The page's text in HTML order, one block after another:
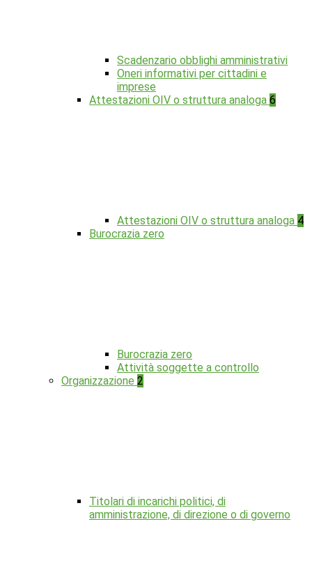
Scadenzario obblighi amministrativi
Oneri informativi per cittadini e
imprese
Attestazioni OIV o struttura analoga 6
Attestazioni OIV o struttura analoga 4
Burocrazia zero
Burocrazia zero
Attività soggette a controllo
Organizzazione 2
Titolari di incarichi politici, di
amministrazione, di direzione o di governo